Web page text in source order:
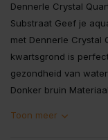
Dennerle Crystal
Substraat Geef je
met Dennerle Crystal
kwartsgrond is
gezondheid van
Donker bruin
Toon meer